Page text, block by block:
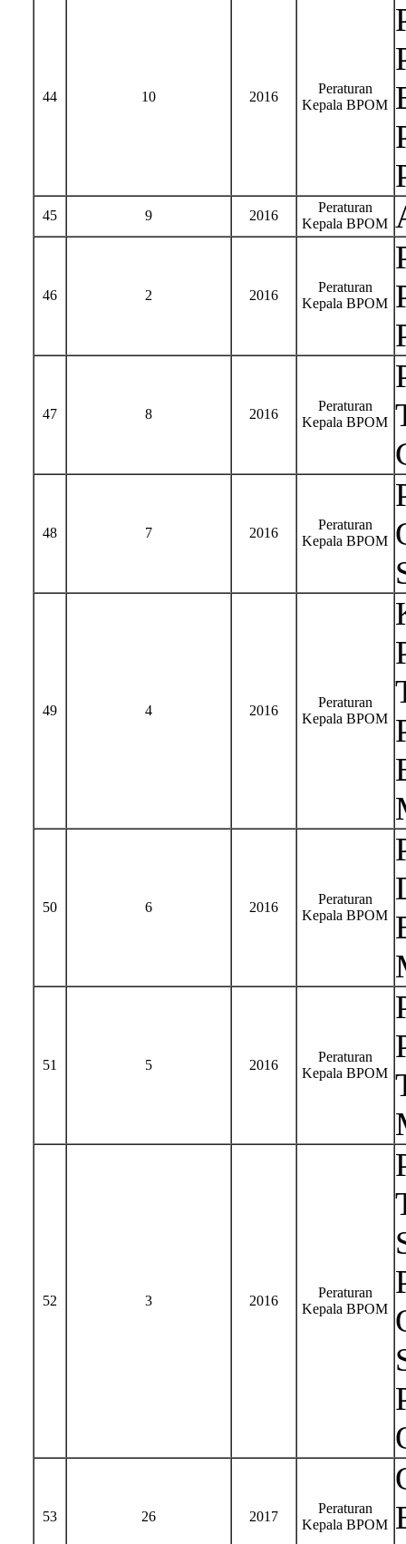
44 10 2016
Peraturan
Kepala BPOM
45 9 2016
Peraturan
Kepala BPOM
46 2 2016
Peraturan
Kepala BPOM
47 8 2016
Peraturan
Kepala BPOM
48 7 2016
Peraturan
Kepala BPOM
49 4 2016
Peraturan
Kepala BPOM
50 6 2016
Peraturan
Kepala BPOM
51 5 2016
Peraturan
Kepala BPOM
52 3 2016
Peraturan
Kepala BPOM
53 26 2017
Peraturan
Kepala BPOM